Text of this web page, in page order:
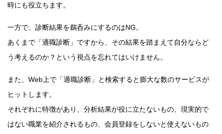
時にも役立ちます。
一方で、診断結果を鵜呑みにするのはNG。
あくまで「適職診断」ですから、その結果を踏まえて自分ならど
う考えるのか？という視点を忘れてはいけません。
また、Web上で「適職診断」と検索すると膨大な数のサービスが
ヒットします。
それぞれに特徴があり、分析結果が役に立たないもの、現実的で
はない職業を紹介されるもの、会員登録をしないと使えないもの